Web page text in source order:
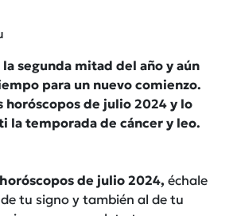
la segunda mitad del año y aún
para un nuevo comienzo.
horóscopos de julio 2024 y lo
la temporada de cáncer y leo.
horóscopos de julio 2024, échale
tu signo y también al de tu